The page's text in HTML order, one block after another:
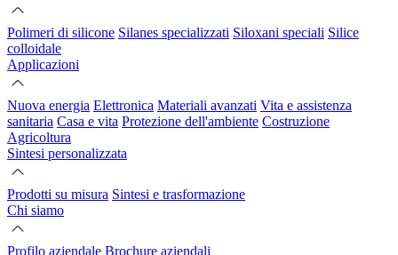
Polimeri di silicone Silanes specializzati Siloxani speciali Silice
colloidale
Applicazioni
Nuova energia Elettronica Materiali avanzati Vita e assistenza
sanitaria Casa e vita Protezione dell'ambiente Costruzione
Agricoltura
Sintesi personalizzata
Prodotti su misura Sintesi e trasformazione
Chi siamo
Profilo aziendale Brochure aziendali